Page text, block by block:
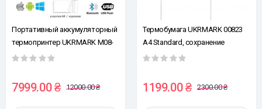
Портативный аккумуляторный
термопринтер UKRMARK M08-
WT для печати на термобумаге
Bluetooth/USB, белый
7999.00 ₴ 12000.00 ₴
Термобумага UKRMARK 00823
А4 Standard, сохранение
изображения 2-3 года, уп.100л.
термопринтеров формата А4
1199.00 ₴ 2300.00 ₴